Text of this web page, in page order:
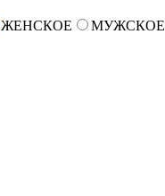
ЖЕНСКОЕ МУЖСКОЕ